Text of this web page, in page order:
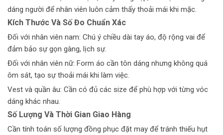
dáng người để nhân viên luôn cảm thấy thoải mái khi mặc.
Kích Thước Và Số Đo Chuẩn Xác
Đối với nhân viên nam: Chú ý chiều dài tay áo, độ rộng vai để
đảm bảo sự gọn gàng, lịch sự.
Đối với nhân viên nữ: Form áo cần tôn dáng nhưng không quá
ôm sát, tạo sự thoải mái khi làm việc.
Vest và quần âu: Cần có đủ các size để phù hợp với từng vóc
dáng khác nhau.
Số Lượng Và Thời Gian Giao Hàng
Cần tính toán số lượng đồng phục đặt may để tránh thiếu hụt